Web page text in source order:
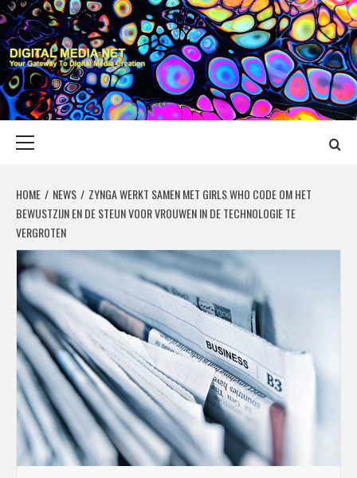
Skip
to
content
DIGITAL MEDIA
YOUR GATEWAY TO DIGITAL MEDIA CREATION
HOME NEWS
ZYNGA WERKT SAMEN MET GIRLS WHO CODE OM HET
BEWUSTZIJN EN DE STEUN VOOR VROUWEN IN DE TECHNOLOGIE TE
VERGROTEN